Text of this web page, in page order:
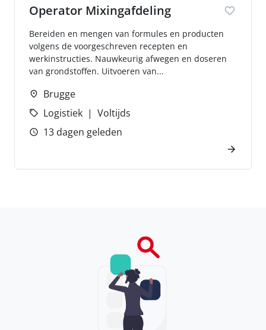
Operator Mixingafdeling
Bereiden en mengen van formules en producten
volgens de voorgeschreven recepten en
werkinstructies. Nauwkeurig afwegen en doseren
van grondstoffen. Uitvoeren van...
Brugge
Logistiek
Voltijds
13 dagen geleden